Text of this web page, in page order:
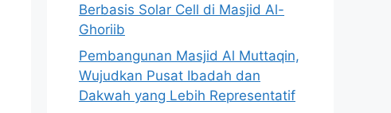
Berbasis Solar Cell di Masjid Al-
Ghoriib
Pembangunan Masjid Al Muttaqin,
Wujudkan Pusat Ibadah dan
Dakwah yang Lebih Representatif